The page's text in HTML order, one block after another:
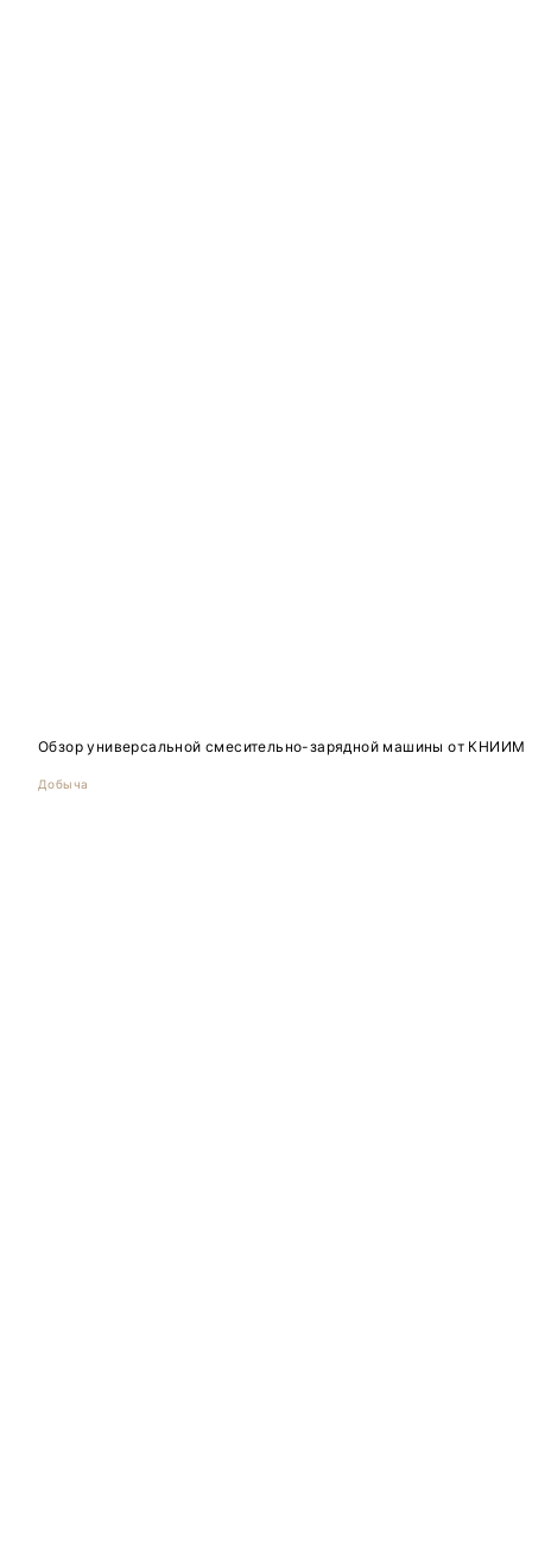
Обзор универсальной смесительно-зарядной машины от КНИИМ
Добыча